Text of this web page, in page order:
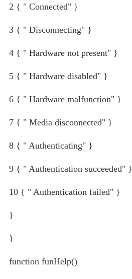
2 { " Connected" }
3 { " Disconnecting" }
4 { " Hardware not present" }
5 { " Hardware disabled" }
6 { " Hardware malfunction" }
7 { " Media disconnected" }
8 { " Authenticating" }
9 { " Authentication succeeded" }
10 { " Authentication failed" }
}
}
function funHelp()